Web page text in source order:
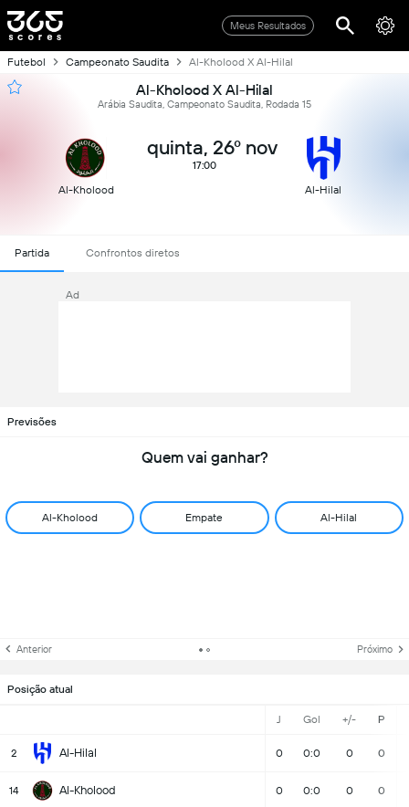
Meus Resultados
Futebol Campeonato Saudita Al-Kholood X Al-Hilal
Al-Kholood X Al-Hilal
Arábia Saudita, Campeonato Saudita, Rodada 15
Al-Kholood
quinta, 26º nov
17:00
Al-Hilal
Partida Confrontos diretos
Ad
Previsões
Quem vai ganhar?
Al-Kholood Empate Al-Hilal
Anterior Próximo
Posição atual
J Gol +/- P
2 Al-Hilal 0 0:0 0 0
14 Al-Kholood 0 0:0 0 0